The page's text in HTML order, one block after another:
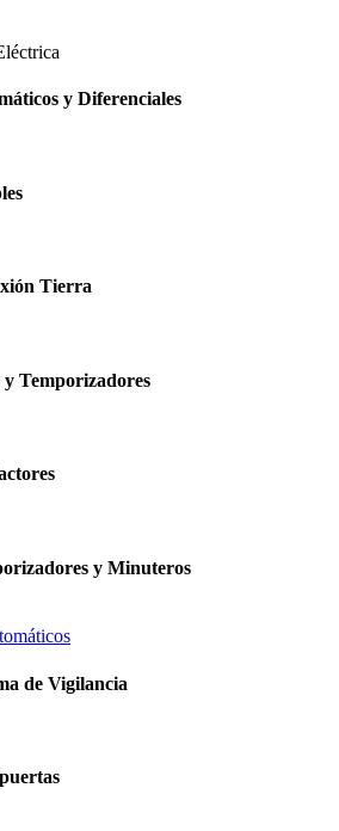
y Diferenciales
Tierra
y Temporizadores
y Minuteros
de Vigilancia